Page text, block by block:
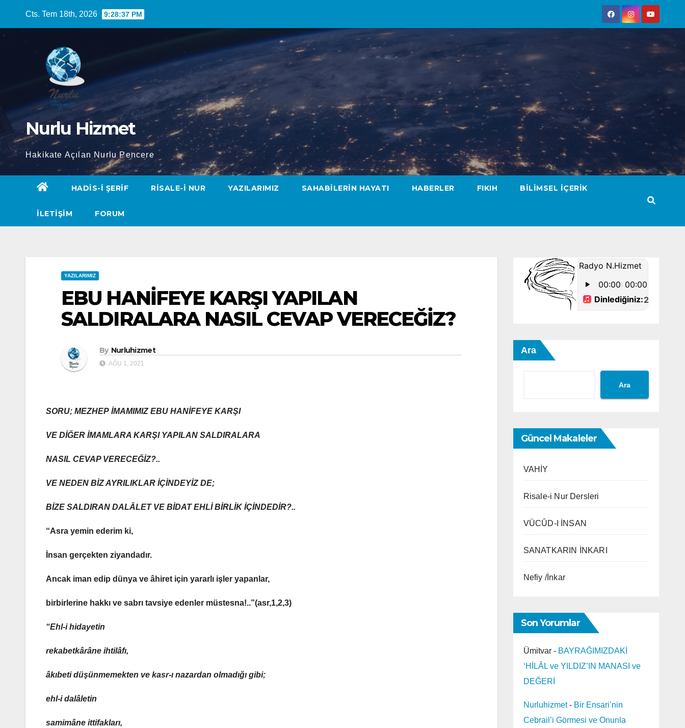
content
Cts. Tem 18th, 2026 9:28:38 PM
Nurlu Hizmet
Hakikate Açılan Nurlu Pencere
HADIS-I ŞERIF RISALE-I NUR YAZILARIMIZ SAHABILERIN HAYATI HABERLER FIKIH BILIMSEL İÇERIK
İLETIŞIM FORUM
YAZILARIMIZ
EBU HANİFEYE KARŞI YAPILAN
SALDIRALARA NASIL CEVAP VERECEĞİZ?
By Nurluhizmet
AĞU 1, 2021
SORU; MEZHEP İMAMIMIZEBU HANİFEYE KARŞI
VE DİĞER İMAMLARA KARŞI YAPILAN SALDIRALARA
NASIL CEVAP VERECEĞİZ?..
VE NEDEN BİZ AYRILIKLAR İÇİNDEYİZDE;
BİZE SALDIRAN DALÂLET VE BİDAT EHLİ BİRLİK İÇİNDEDİR?..
“Asra yemin ederim ki,
İnsan gerçekten ziyandadır.
Ancak iman edip dünya ve âhiret için yararlı işler yapanlar,
birbirlerine hakkı ve sabrı tavsiye edenler müstesna!..”(asr,1,2,3)
“Ehl-i hidayetin
rekabetkârâne ihtilâfı,
âkıbeti düşünmemekten ve kasr-ı nazardan olmadığı gibi;
ehl-i dalâletin
samimâne ittifakları,
Ara
Ara
Güncel Makaleler
VAHİY
Risale-i Nur Dersleri
VÜCÛD-I İNSAN
SANATKARIN İNKARI
Nefiy /İnkar
Son Yorumlar
Ümitvar- BAYRAĞIMIZDAKİ
‘HİLÂL ve YILDIZ’IN MANASI ve
DEĞERİ
Nurluhizmet- Bir Ensari’nin
Cebrail’i Görmesi ve Onunla